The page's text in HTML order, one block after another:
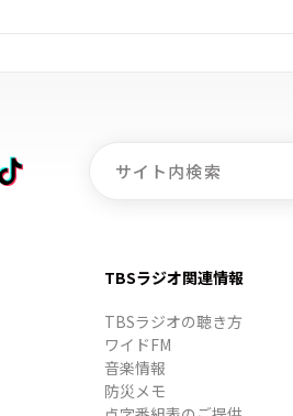
TBSラジオ関連情報
TBSラジオの聴き方
ワイドFM
音楽情報
防災メモ